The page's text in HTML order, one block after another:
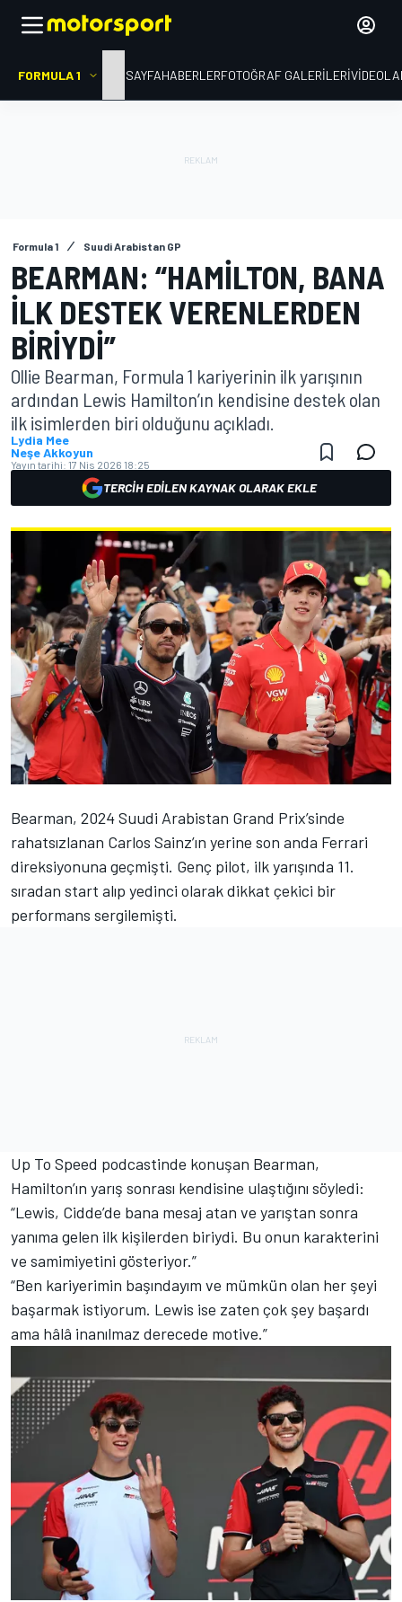
FORMULA 1 ANA SAYFAHABERLERFOTOĞRAF GALERILERI
Formula 1 Suudi Arabistan GP
BEARMAN: “HAMILTON, BANA
ILK DESTEK VERENLERDEN
BIRIYDI”
Ollie Bearman, Formula 1 kariyerinin ilk yarışının
ardından Lewis Hamilton’ın kendisine destek olan
ilk isimlerden biri olduğunu açıkladı.
Lydia Mee
Neşe Akkoyun
Yayın tarihi: 17 Nis 2026 18:25
TERCIH EDILEN KAYNAK OLARAK EKLE
Bearman, 2024 Suudi Arabistan Grand Prix’sinde
rahatsızlanan Carlos Sainz’ın yerine son anda Ferrari
direksiyonuna geçmişti. Genç pilot, ilk yarışında 11.
sıradan start alıp yedinci olarak dikkat çekici bir
performans sergilemişti.
Up To Speed podcastinde konuşan Bearman,
Hamilton’ın yarış sonrası kendisine ulaştığını söyledi:
“Lewis, Cidde’de bana mesaj atan ve yarıştan sonra
yanıma gelen ilk kişilerden biriydi. Bu onun karakterini
ve samimiyetini gösteriyor.”
“Ben kariyerimin başındayım ve mümkün olan her şeyi
başarmak istiyorum. Lewis ise zaten çok şey başardı
ama hâlâ inanılmaz derecede motive.”